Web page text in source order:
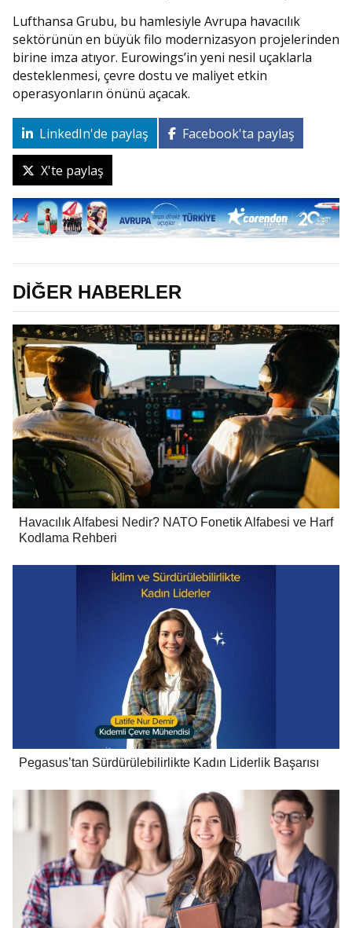
Lufthansa Grubu, bu hamlesiyle Avrupa havacılık
sektörünün en büyük filo modernizasyon projelerinden
birine imza atıyor. Eurowings’in yeni nesil uçaklarla
desteklenmesi, çevre dostu ve maliyet etkin
operasyonların önünü açacak.
LinkedIn'de paylaş Facebook'ta paylaş
X'te paylaş
DİĞER HABERLER
Havacılık Alfabesi Nedir? NATO Fonetik Alfabesi ve Harf
Kodlama Rehberi
Pegasus’tan Sürdürülebilirlikte Kadın Liderlik Başarısı